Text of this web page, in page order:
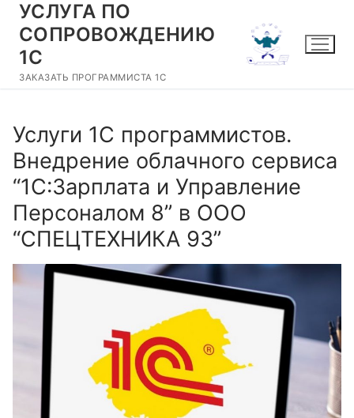
Перейти
содержимому
УСЛУГА ПО
СОПРОВОЖДЕНИЮ
1С
ЗАКАЗАТЬ ПРОГРАММИСТА 1С
Услуги 1С программистов.
Внедрение облачного сервиса
“1С:Зарплата и Управление
Персоналом 8” в ООО
“СПЕЦТЕХНИКА 93”